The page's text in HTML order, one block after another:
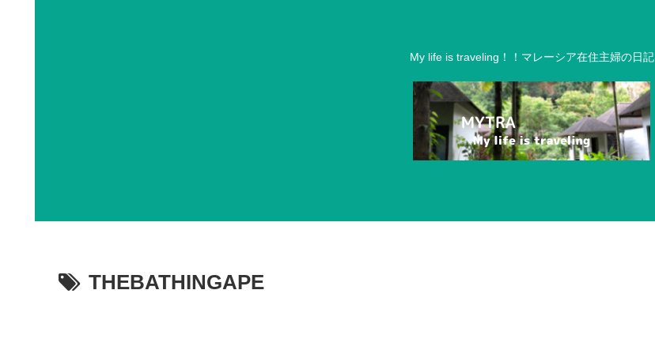
My life is traveling！！マレーシア在住主婦の日記
THEBATHINGAPE